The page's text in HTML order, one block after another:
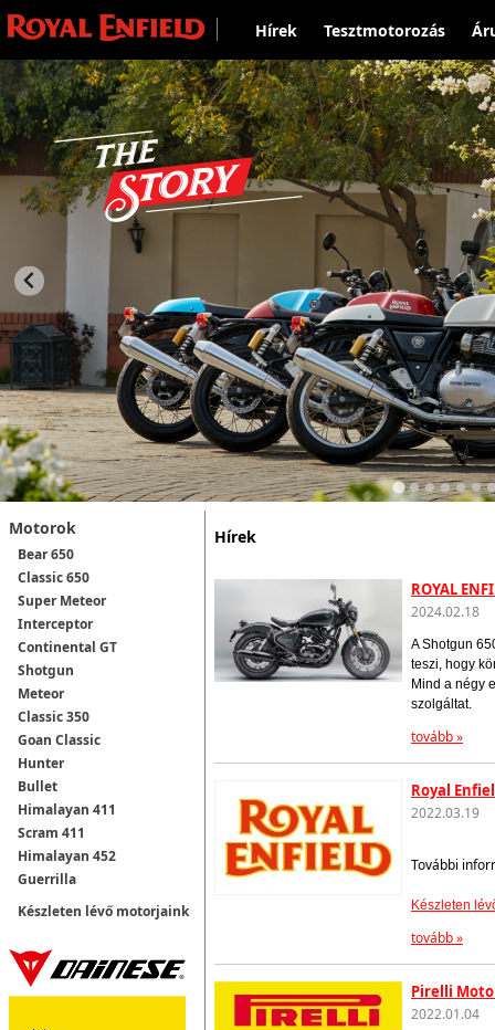
Hírek Tesztmotorozás
Motorok
Bear 650
Classic 650
Super Meteor
Interceptor
Continental GT
Shotgun
Meteor
Classic 350
Goan Classic
Hunter
Bullet
Himalayan 411
Scram 411
Himalayan 452
Guerrilla
Készleten lévő motorjaink
Hírek
ROYAL
2024.02.18
A Shotgun
teszi, hogy
Mind a négy
szolgáltat.
tovább »
Royal
2022.03.19
További
Készleten
tovább »
Pirelli
2022.01.04